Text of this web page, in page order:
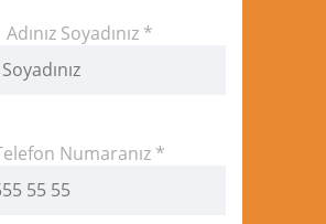
Adınız Soyadınız *
Numaranız *